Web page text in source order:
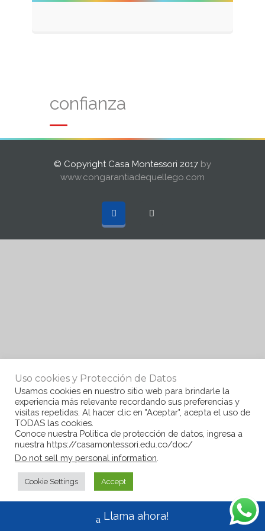
confianza
© Copyright Casa Montessori 2017 by
www.congarantiadequellego.com
Uso cookies y Protección de Datos
Usamos cookies en nuestro sitio web para brindarle la
experiencia más relevante recordando sus preferencias y
visitas repetidas. Al hacer clic en "Aceptar", acepta el uso de
TODAS las cookies.
Conoce nuestra Politica de protección de datos, ingresa a
nuestra https://casamontessori.edu.co/doc/
Do not sell my personal information
Cookie Settings Accept
Llama ahora!